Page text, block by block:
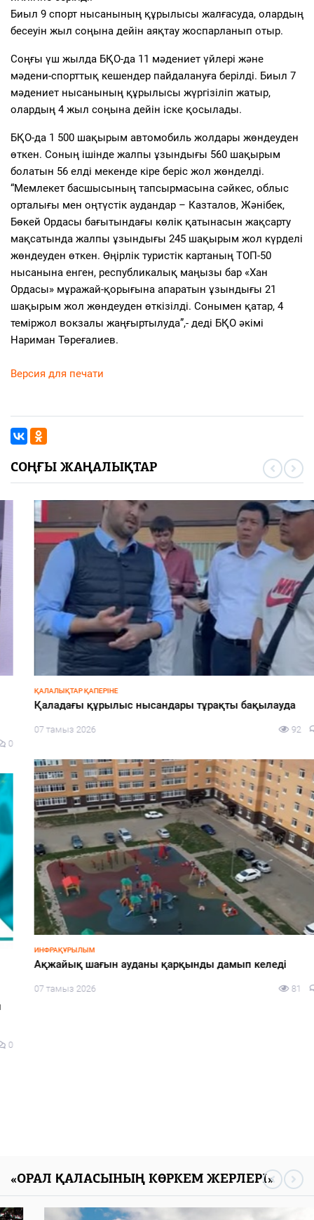
Биыл 9 спорт нысанының құрылысы жалғасуда, олардың
бесеуін жыл соңына дейін аяқтау жоспарланып отыр.
Соңғы үш жылда БҚО-да 11 мәдениет үйлері және
мәдени-спорттық кешендер пайдалануға берілді. Биыл 7
мәдениет нысанының құрылысы жүргізіліп жатыр,
олардың 4 жыл соңына дейін іске қосылады.
БҚО-да 1 500 шақырым автомобиль жолдары жөндеуден
өткен. Соның ішінде жалпы ұзындығы 560 шақырым
болатын 56 елді мекенде кіре беріс жол жөнделді.
“Мемлекет басшысының тапсырмасына сәйкес, облыс
орталығы мен оңтүстік аудандар – Казталов, Жәнібек,
Бөкей Ордасы бағытындағы көлік қатынасын жақсарту
мақсатында жалпы ұзындығы 245 шақырым жол күрделі
жөндеуден өткен. Өңірлік туристік картаның ТОП-50
нысанына енген, республикалық маңызы бар «Хан
Ордасы» мұражай-қорығына апаратын ұзындығы 21
шақырым жол жөндеуден өткізілді. Сонымен қатар, 4
теміржол вокзалы жаңғыртылуда”,- деді БҚО әкімі
Нариман Төреғалиев.
Версия для печати
СОҢҒЫ ЖАҢАЛЫҚТАР
ҚАЛАЛЫҚТАР ҚАПЕРІНЕ
Қаладағы құрылыс нысандары тұрақты бақылауда
07 тамыз 2026 0
ИНФРАҚҰРЫЛЫМ
Ақжайық шағын ауданы қарқынды дамып келеді
07 тамыз 2026 0
«ОРАЛ ҚАЛАСЫНЫҢ КӨРКЕМ ЖЕРЛЕРІ»